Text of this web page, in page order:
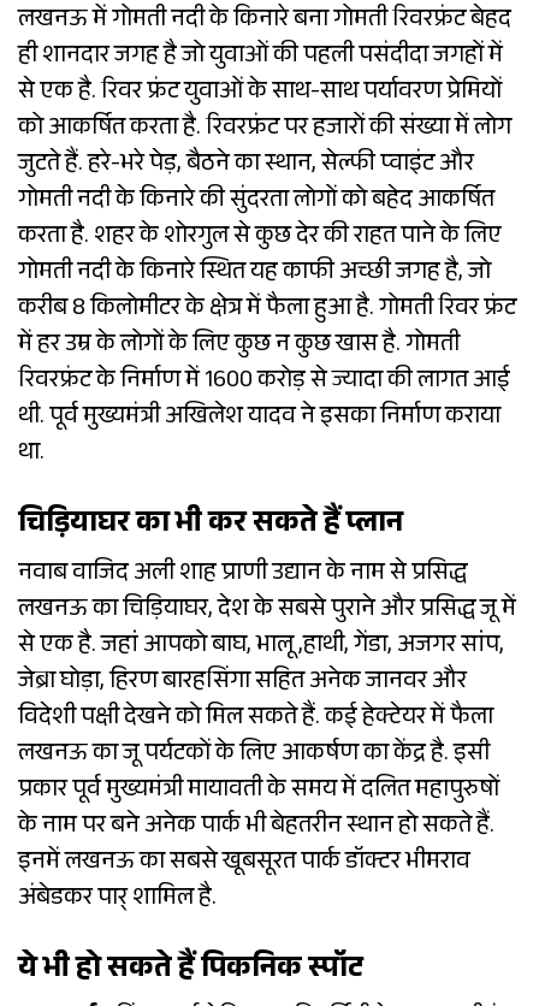
लखनऊ में गोमती नदी के किनारे बना गोमती रिवरफ्रंट बेहद
ही शानदार जगह है जो युवाओं की पहली पसंदीदा जगहों में
से एक है. रिवर फ्रंट युवाओं के साथ-साथ पर्यावरण प्रेमियों
को आकर्षित करता है. रिवरफ्रंट पर हजारों की संख्या में लोग
जुटते हैं. हरे-भरे पेड़, बैठने का स्थान, सेल्फी प्वाइंट और
गोमती नदी के किनारे की सुंदरता लोगों को बहेद आकर्षित
करता है. शहर के शोरगुल से कुछ देर की राहत पाने के लिए
गोमती नदी के किनारे स्थित यह काफी अच्छी जगह है, जो
करीब 8 किलोमीटर के क्षेत्र में फैला हुआ है. गोमती रिवर फ्रंट
में हर उम्र के लोगों के लिए कुछ न कुछ खास है. गोमती
रिवरफ्रंट के निर्माण में 1600 करोड़ से ज्यादा की लागत आई
थी. पूर्व मुख्यमंत्री अखिलेश यादव ने इसका निर्माण कराया
था.
चिड़ियाघर का भी कर सकते हैं प्लान
नवाब वाजिद अली शाह प्राणी उद्यान के नाम से प्रसिद्ध
लखनऊ का चिड़ियाघर, देश के सबसे पुराने और प्रसिद्ध जू में
से एक है. जहां आपको बाघ, भालू ,हाथी, गेंडा, अजगर सांप,
जेब्रा घोड़ा, हिरण बारहसिंगा सहित अनेक जानवर और
विदेशी पक्षी देखने को मिल सकते हैं. कई हेक्टेयर में फैला
लखनऊ का जू पर्यटकों के लिए आकर्षण का केंद्र है. इसी
प्रकार पूर्व मुख्यमंत्री मायावती के समय में दलित महापुरुषों
के नाम पर बने अनेक पार्क भी बेहतरीन स्थान हो सकते हैं.
इनमें लखनऊ का सबसे खूबसूरत पार्क डॉक्टर भीमराव
अंबेडकर पार् शामिल है.
ये भी हो सकते हैं पिकनिक स्पॉट